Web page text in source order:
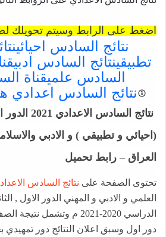
اضغط على الرابط وسيتم تحويلك
نتائج السادس احيائي
تطبيقينتائج السادس ادبي
السادس علميقناة
نتائج السادس اعدادي
نتائج
(احيائي و تطبيقي ) و الادبي
العراق – رابط تحميل
تحتوى الصفحة على نتائج السادس
العلمي و الادبي و المهني الدور الاول ,
الدراسي 2020-2021 م وتشمل
دور اول وسبق اعلان النتائج دور تمهيدي